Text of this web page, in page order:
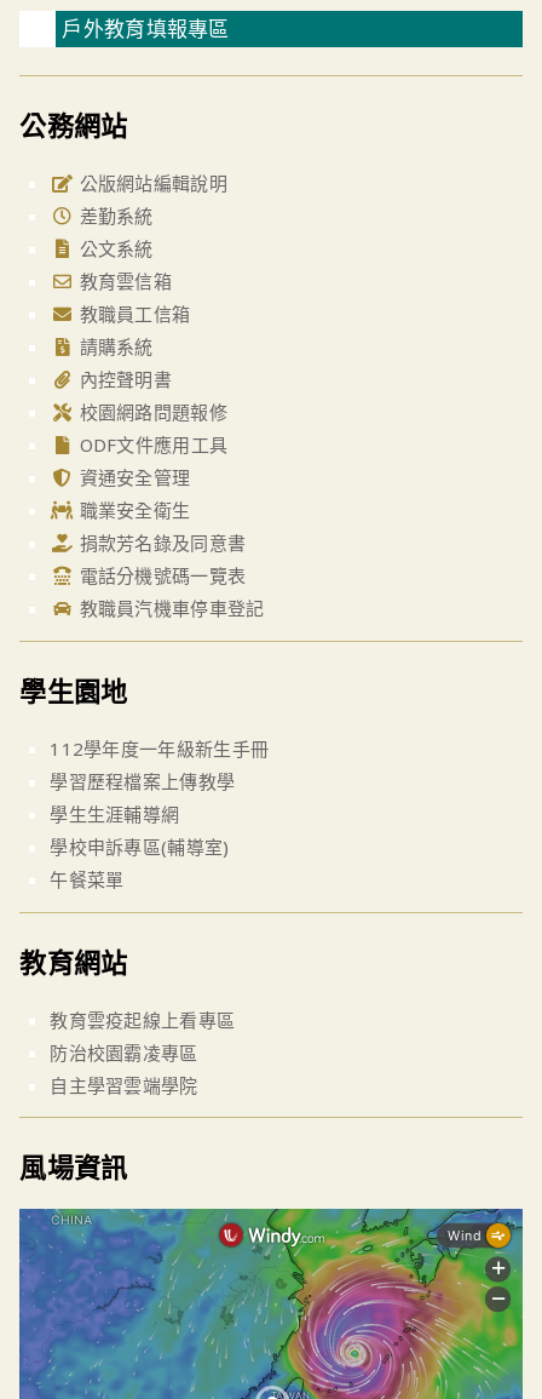
戶外教育填報專區
公務網站
公版網站編輯說明
差勤系統
公文系統
教育雲信箱
教職員工信箱
請購系統
內控聲明書
校園網路問題報修
ODF文件應用工具
資通安全管理
職業安全衛生
捐款芳名錄及同意書
電話分機號碼一覽表
教職員汽機車停車登記
學生園地
112學年度一年級新生手冊
學習歷程檔案上傳教學
學生生涯輔導網
學校申訴專區(輔導室)
午餐菜單
教育網站
教育雲疫起線上看專區
防治校園霸凌專區
自主學習雲端學院
風場資訊